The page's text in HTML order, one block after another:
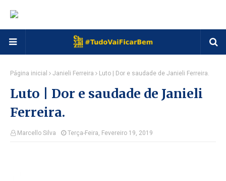
Página inicial Janieli Ferreira Luto | Dor e saudade de Janieli Ferreira.
Luto | Dor e saudade de Janieli
Ferreira.
Marcello Silva Terça-Feira, Fevereiro 19, 2019